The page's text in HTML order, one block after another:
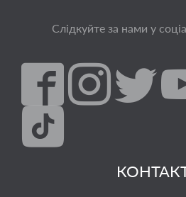
Слідкуйте за нами у